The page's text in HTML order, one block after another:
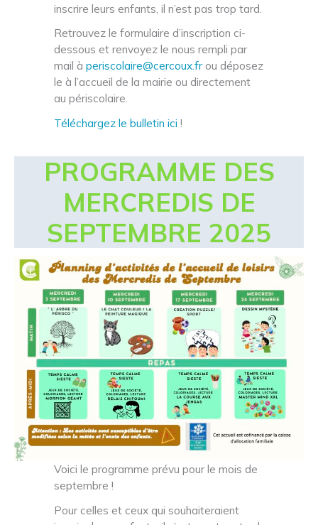
inscrire leurs enfants, il n’est pas trop tard.
Retrouvez le formulaire d’inscription ci-
dessous et renvoyez le nous rempli par
mail à periscolaire@cercoux.fr ou déposez
le à l’accueil de la mairie ou directement
au périscolaire.
Téléchargez le bulletin ici !
PROGRAMME DES
MERCREDIS DE
SEPTEMBRE 2025
Voici le programme prévu pour le mois de
septembre !
Pour celles et ceux qui souhaiteraient